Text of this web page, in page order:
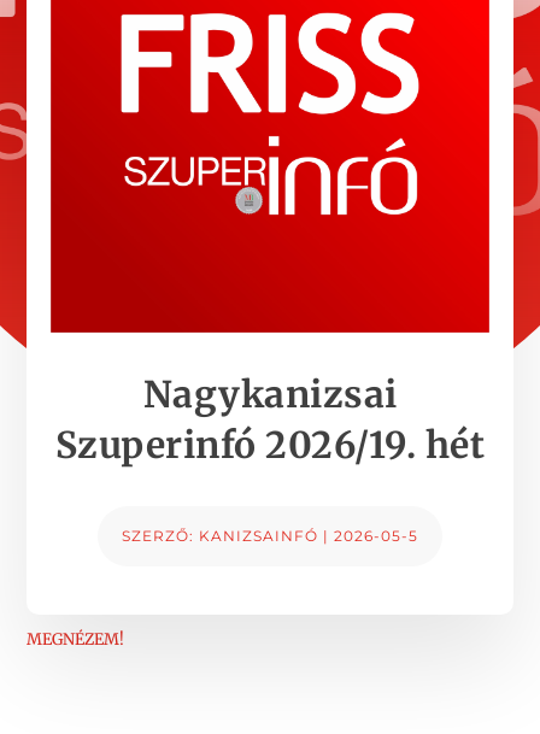
Nagykanizsai
Szuperinfó 2026/19. hét
SZERZŐ: KANIZSAINFÓ | 2026-05-5
MEGNÉZEM!